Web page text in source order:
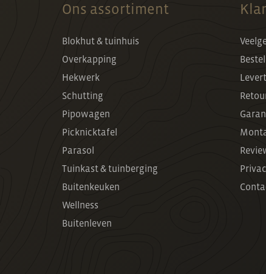
Ons assortiment
Blokhut & tuinhuis
Overkapping
Hekwerk
Schutting
Pipowagen
Picknicktafel
Parasol
Tuinkast & tuinberging
Buitenkeuken
Wellness
Buitenleven